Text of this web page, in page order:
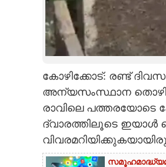
CARTOONS
LITERATURE
കോഴിക്കോട്: രണ്ട്
അന്യസംസ്ഥാന
രാവിലെ
ദ്വാരത്തിലൂടെ ഇയാൾ